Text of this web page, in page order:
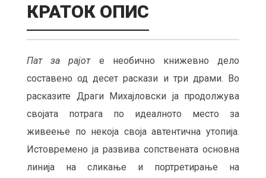
КРАТОК ОПИС
Пат за рајоте необично книжевно дело
составено од десет раскази и три драми. Во
расказите Драги Михајловски ја продолжува
својата потрага по идеалното место за
живеење по некоја своја автентична утопија.
Истовремено ја развива сопствената основна
линија на сликање и портретирање на